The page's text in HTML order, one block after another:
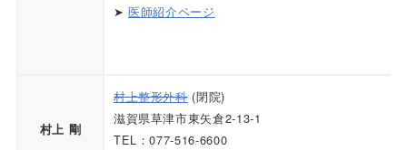
➤医師紹介ページ
村上 剛
村上整形外科(閉院)
滋賀県草津市東矢倉2-13-1
TEL：077-516-6600